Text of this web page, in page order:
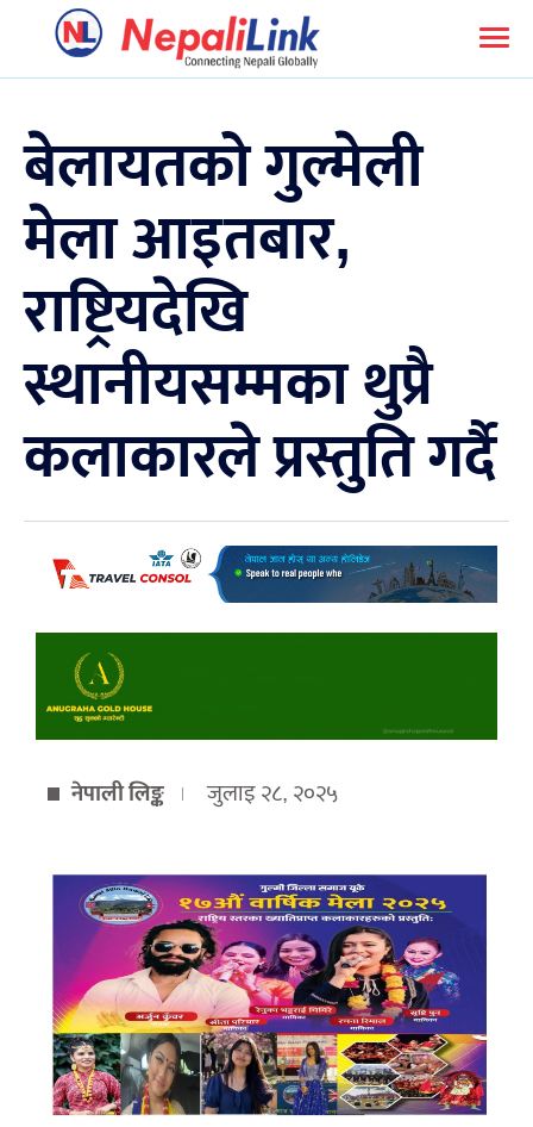
बेलायतको गुल्मेली
मेला आइतबार,
राष्ट्रियदेखि
स्थानीयसम्मका थुप्रै
कलाकारले प्रस्तुति गर्दै
नेपाली लिङ्क जुलाइ २८, २०२५